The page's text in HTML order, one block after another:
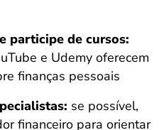
participe de cursos:
e Udemy oferecem
finanças pessoais
se possível,
financeiro para orientar